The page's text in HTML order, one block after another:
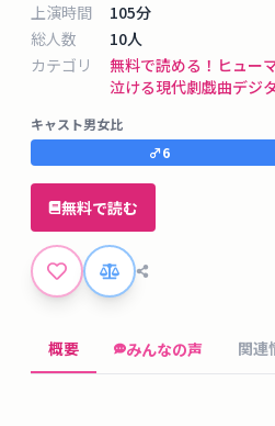
タ
ベ
ス
掲
示
板
ツ
ル
上演時間
105分
総人数
10人
カテゴリ
無料で読める！ ヒュー
泣ける現代劇戯曲デジ
キャスト男女比
♂6
無料で読む
概要 みんなの声 関連